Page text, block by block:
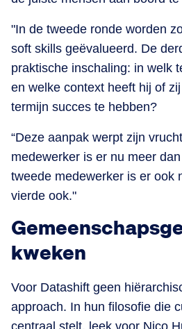
"In de tweede ronde worden
soft skills geëvalueerd. De
praktische inschaling: in welk
en welke context heeft hij of
termijn succes te hebben?
“Deze aanpak werpt zijn
medewerker is er nu meer
tweede medewerker is er ook
vierde ook."
kweken
Voor Datashift geen
approach. In hun filosofie die
centraal stelt, leek voor Nico